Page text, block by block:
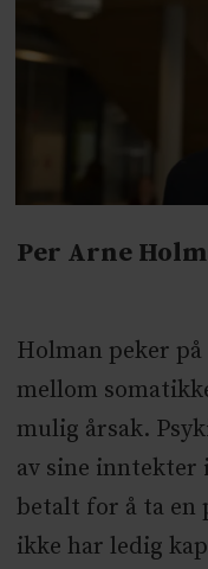
Per Arne
Holman peker
mellom
mulig årsak.
av sine
betalt for å ta en
ikke har ledig